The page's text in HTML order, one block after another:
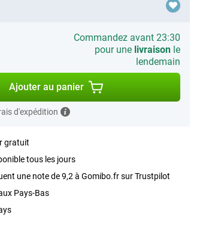
Commandez avant 23:30
pour une livraisonle
lendemain
Ajouter au panier
d'expédition
gratuit
tous les jours
une note de 9,2 à Gomibo.fr sur Trustpilot
Pays-Bas